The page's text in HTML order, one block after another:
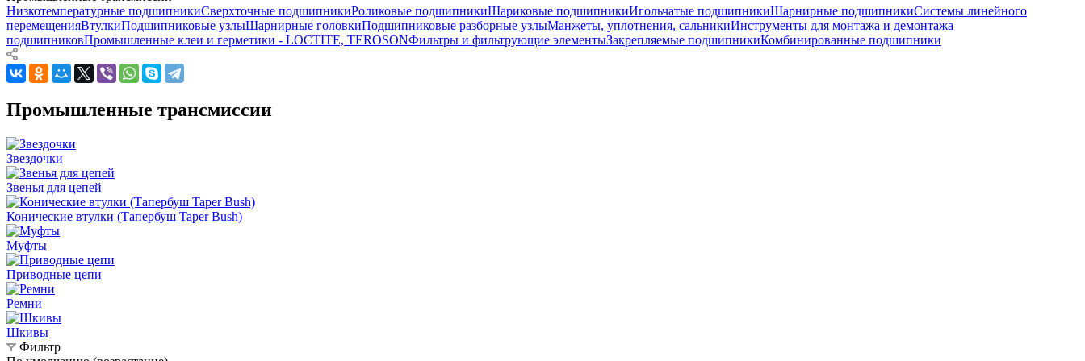
Низкотемпературные подшипникиСверхточные подшипникиРоликовые подшипникиШариковые подшипникиИгольчатые подшипникиШарнирные подшипникиСистемы линейного
перемещенияВтулкиПодшипниковые узлыШарнирные головкиПодшипниковые разборные узлыМанжеты, уплотнения, сальникиИнструменты для монтажа и демонтажа
подшипниковПромышленные клеи и герметики - LOCTITE, TEROSONФильтры и фильтрующие элементыЗакрепляемые подшипникиКомбинированные подшипники
Промышленные трансмиссии
Звездочки
Звенья для цепей
Конические втулки (Тапербуш Taper Bush)
Муфты
Приводные цепи
Ремни
Шкивы
Фильтр